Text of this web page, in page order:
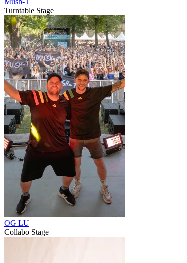
Turntable Stage
OG LU
Collabo Stage